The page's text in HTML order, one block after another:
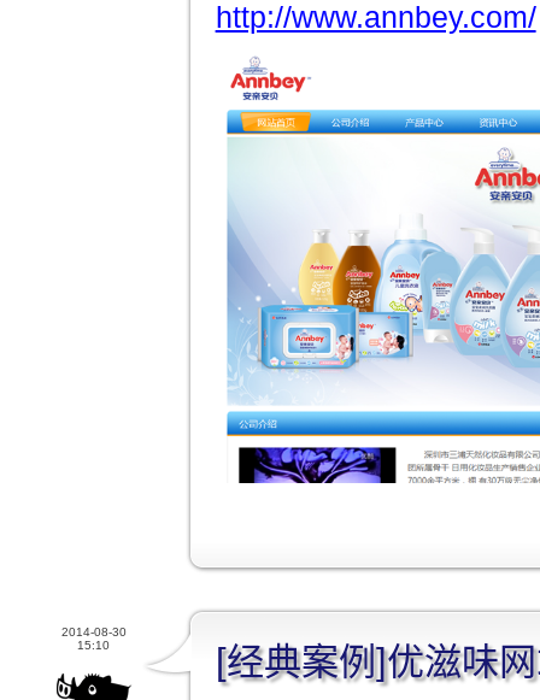
http://www.annbey.com/
2014-08-30
15:10
[经典案例]优滋味